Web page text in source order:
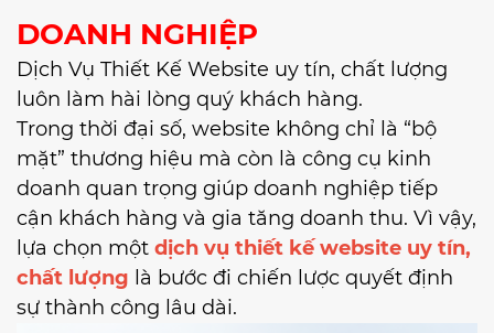
DOANH NGHIỆP
Dịch Vụ Thiết Kế Website uy tín, chất lượng
luôn làm hài lòng quý khách hàng.
Trong thời đại số, website không chỉ là “bộ
mặt” thương hiệu mà còn là công cụ kinh
doanh quan trọng giúp doanh nghiệp tiếp
cận khách hàng và gia tăng doanh thu. Vì vậy,
lựa chọn một dịch vụ thiết kế website uy tín,
chất lượng là bước đi chiến lược quyết định
sự thành công lâu dài.